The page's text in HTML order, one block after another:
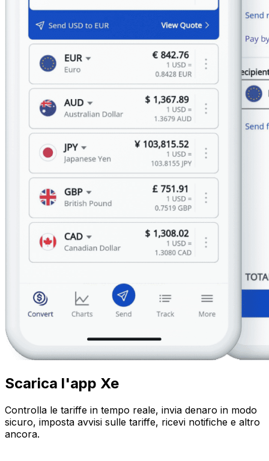
Scarica l'app Xe
Controlla le tariffe in tempo reale, invia denaro in modo
sicuro, imposta avvisi sulle tariffe, ricevi notifiche e altro
ancora.